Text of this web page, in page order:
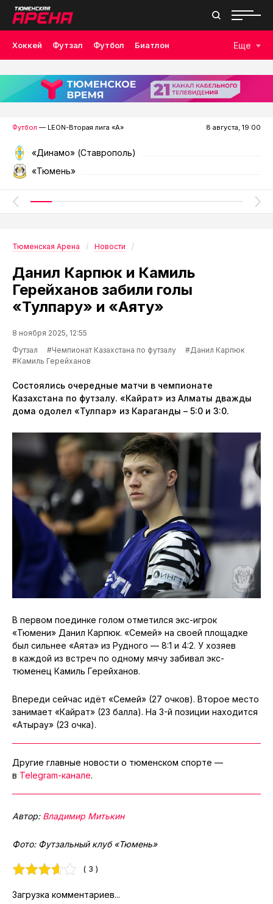
Хоккей Футзал Футбол Биатлон
Лыжные гонки Волейбол Плавание Дзюдо
Скалолазание Велоспорт Бокс
Еще
Футбол — LEON-Вторая лига «А» 8 августа, 19:00
«Динамо» (Ставрополь)
«Тюмень»
Тюменская Арена Новости
Данил Карпюк и Камиль
Герейханов забили голы
«Тулпару» и «Аяту»
8 ноября 2025, 12:55
Футзал
#Чемпионат Казахстана по футзалу
#Данил Карпюк
#Камиль Герейханов
Состоялись очередные матчи в чемпионате
Казахстана по футзалу. «Кайрат» из Алматы дважды
дома одолел «Тулпар» из Караганды – 5:0 и 3:0.
В первом поединке голом отметился экс-игрок
«Тюмени» Данил Карпюк. «Семей» на своей площадке
был сильнее «Аята» из Рудного — 8:1 и 4:2. У хозяев
в каждой из встреч по одному мячу забивал экс-
тюменец Камиль Герейханов.
Впереди сейчас идёт «Семей» (27 очков). Второе место
занимает «Кайрат» (23 балла). На 3-й позиции находится
«Атырау» (23 очка).
Другие главные новости о тюменском спорте —
в Telegram-канале.
Автор: Владимир Митькин
Фото: Футзальный клуб «Тюмень»
( 3 )
Загрузка комментариев...